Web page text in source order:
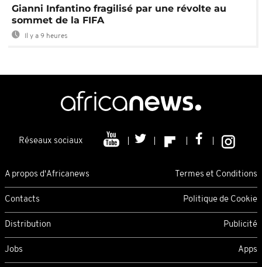
Gianni Infantino fragilisé par une révolte au
sommet de la FIFA
Il y a 9 heures
Réseaux sociaux
A propos d'Africanews Termes et Conditions
Contacts Politique de Cookie
Distribution Publicité
Jobs Apps